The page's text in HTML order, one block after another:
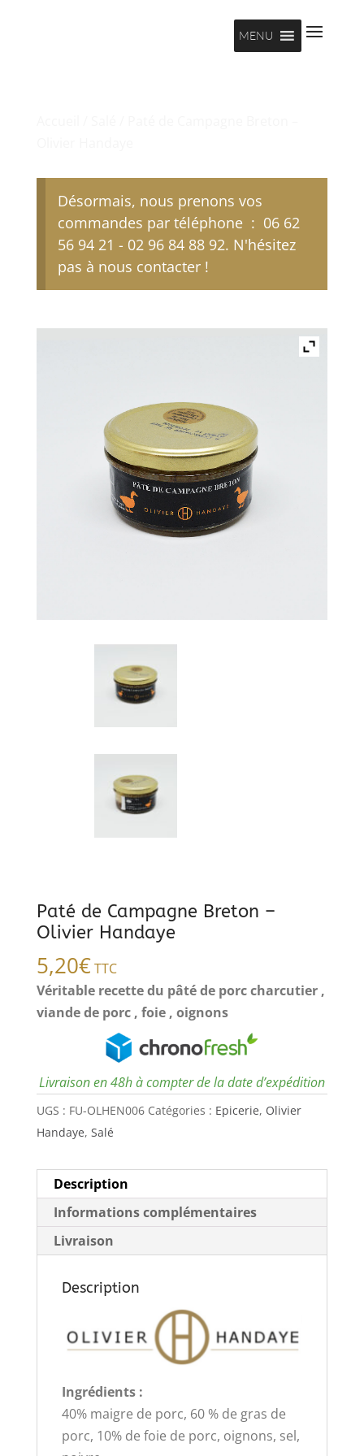
MENU
Désormais, nous prenons vos
commandes par téléphone : 06 62
56 94 21 - 02 96 84 88 92. N'hésitez
pas à nous contacter !
Paté de Campagne Breton –
Olivier Handaye
5,20€TTC
Véritable recette du pâté de porc charcutier ,
viande de porc , foie , oignons
Livraison en 48h à compter de la date d’expédition
UGS : FU-OLHEN006 Catégories : Epicerie, Olivier
Handaye, Salé
Description
Informations complémentaires
Livraison
Description
Ingrédients :
40% maigre de porc, 60 % de gras de
porc, 10% de foie de porc, oignons, sel,